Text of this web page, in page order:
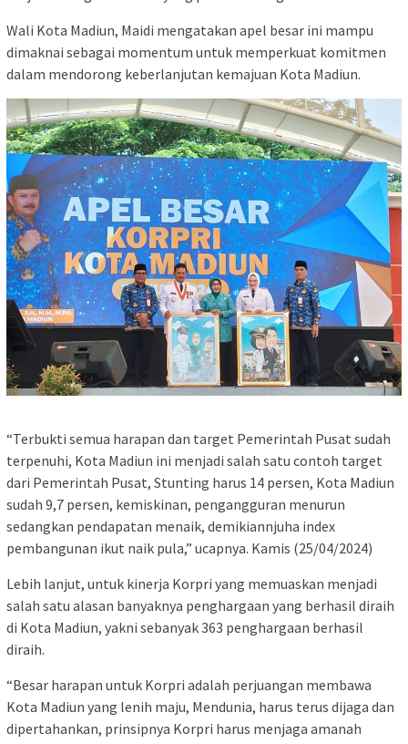
Wali Kota Madiun, Maidi mengatakan apel besar ini mampu
dimaknai sebagai momentum untuk memperkuat komitmen
dalam mendorong keberlanjutan kemajuan Kota Madiun.
“Terbukti semua harapan dan target Pemerintah Pusat sudah
terpenuhi, Kota Madiun ini menjadi salah satu contoh target
dari Pemerintah Pusat, Stunting harus 14 persen, Kota Madiun
sudah 9,7 persen, kemiskinan, pengangguran menurun
sedangkan pendapatan menaik, demikiannjuha index
pembangunan ikut naik pula,” ucapnya. Kamis (25/04/2024)
Lebih lanjut, untuk kinerja Korpri yang memuaskan menjadi
salah satu alasan banyaknya penghargaan yang berhasil diraih
di Kota Madiun, yakni sebanyak 363 penghargaan berhasil
diraih.
“Besar harapan untuk Korpri adalah perjuangan membawa
Kota Madiun yang lenih maju, Mendunia, harus terus dijaga dan
dipertahankan, prinsipnya Korpri harus menjaga amanah